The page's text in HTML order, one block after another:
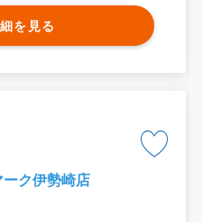
を見る
ーク伊勢崎店